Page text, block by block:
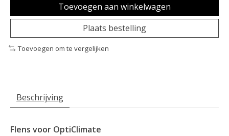
Toevoegen aan winkelwagen
Plaats bestelling
Toevoegen om te vergelijken
Beschrijving
Flens voor OptiClimate